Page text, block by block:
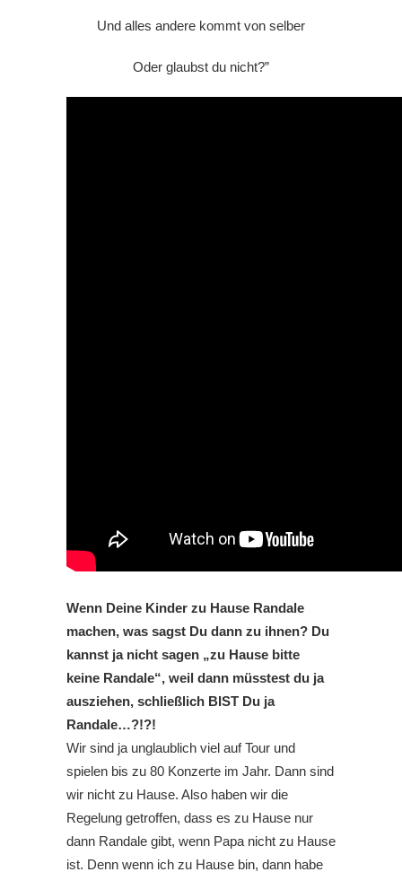
Und alles andere kommt von selber
Oder glaubst du nicht?”
Wenn Deine Kinder zu Hause Randale
machen, was sagst Du dann zu ihnen? Du
kannst ja nicht sagen „zu Hause bitte
keine Randale“, weil dann müsstest du ja
ausziehen, schließlich BIST Du ja
Randale…?!?!
Wir sind ja unglaublich viel auf Tour und
spielen bis zu 80 Konzerte im Jahr. Dann sind
wir nicht zu Hause. Also haben wir die
Regelung getroffen, dass es zu Hause nur
dann Randale gibt, wenn Papa nicht zu Hause
ist. Denn wenn ich zu Hause bin, dann habe